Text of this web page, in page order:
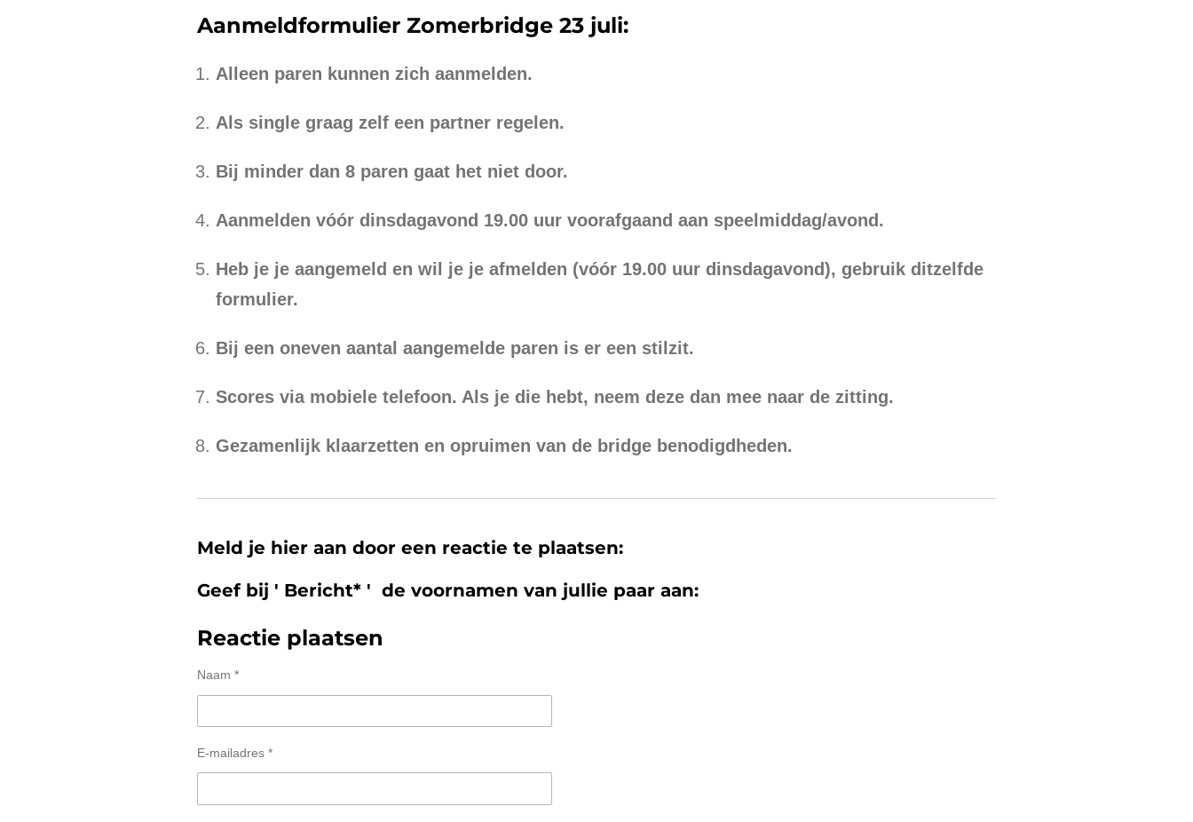
Aanmeldformulier Zomerbridge 23 juli:
Alleen paren kunnen zich aanmelden.
Als single graag zelf een partner regelen.
Bij minder dan 8 paren gaat het niet door.
Aanmelden vóór dinsdagavond 19.00 uur voorafgaand aan speelmiddag/avond.
Heb je je aangemeld en wil je je afmelden (vóór 19.00 uur dinsdagavond), gebruik ditzelfde
formulier.
Bij een oneven aantal aangemelde paren is er een stilzit.
Scores via mobiele telefoon. Als je die hebt, neem deze dan mee naar de zitting.
Gezamenlijk klaarzetten en opruimen van de bridge benodigdheden.
Meld je hier aan door een reactie te plaatsen:
Geef bij ' Bericht* ' de voornamen van jullie paar aan:
Reactie plaatsen
Naam *
E-mailadres *